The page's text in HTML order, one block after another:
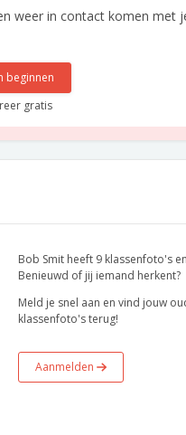
weer in contact komen met
beginnen
gratis
Bob Smit heeft 9 klassenfoto's
Benieuwd of jij iemand herkent?
Meld je snel aan en vind jouw
klassenfoto's terug!
Aanmelden